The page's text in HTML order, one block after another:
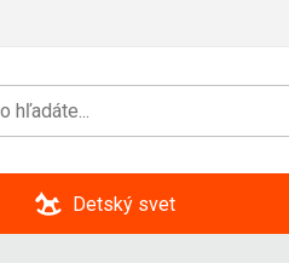
Detský svet